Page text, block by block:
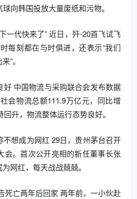
向韩国投放大量废纸和污物。
一代快来了” 近日，歼-20首飞试飞
每刻都在与时俱进，还表示“我们
”。
好 中国物流与采购联合会发布数据
会物流总额111.9万亿元，同比增
升，物流整体运行态势良好。
不想成为网红 29日，贵州茅台召开
会。首次公开亮相的新任董事长张
网红，每天战战兢兢。
死亡两年后回家 两年前，一小伙赴